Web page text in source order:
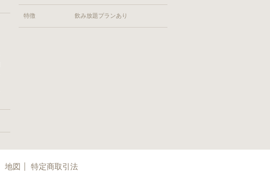
特徴 飲み放題プランあり
地図 特定商取引法